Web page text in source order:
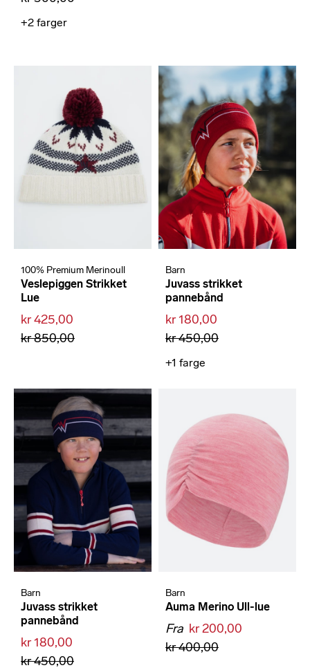
+2 farger
100% Premium Merinoull
Veslepiggen Strikket
Lue
kr 425,00
kr 850,00
Barn
Juvass strikket
pannebånd
kr 180,00
kr 450,00
+1 farge
Barn
Juvass strikket
pannebånd
kr 180,00
kr 450,00
Barn
Auma Merino Ull-lue
Fra kr 200,00
kr 400,00